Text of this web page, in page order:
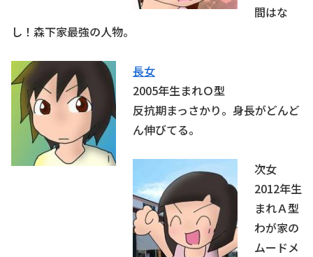
間はな
し！森下家最強の人物。
長女
2005年生まれＯ型
反抗期まっさかり。身長がどんど
ん伸びてる。
次女
2012年生
まれＡ型
わが家の
ムードメ